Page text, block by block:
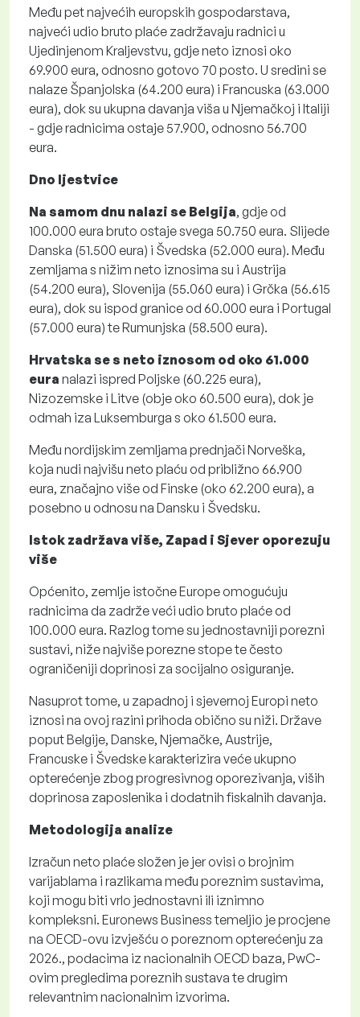
Među pet najvećih europskih gospodarstava,
najveći udio bruto plaće zadržavaju radnici u
Ujedinjenom Kraljevstvu, gdje neto iznosi oko
69.900 eura, odnosno gotovo 70 posto. U sredini se
nalaze Španjolska (64.200 eura) i Francuska (63.000
eura), dok su ukupna davanja viša u Njemačkoj i Italiji
- gdje radnicima ostaje 57.900, odnosno 56.700
eura.
Dno ljestvice
Na samom dnu nalazi se Belgija, gdje od
100.000 eura bruto ostaje svega 50.750 eura. Slijede
Danska (51.500 eura) i Švedska (52.000 eura). Među
zemljama s nižim neto iznosima su i Austrija
(54.200 eura), Slovenija (55.060 eura) i Grčka (56.615
eura), dok su ispod granice od 60.000 eura i Portugal
(57.000 eura) te Rumunjska (58.500 eura).
Hrvatska se s neto iznosom od oko 61.000
eura nalazi ispred Poljske (60.225 eura),
Nizozemske i Litve (obje oko 60.500 eura), dok je
odmah iza Luksemburga s oko 61.500 eura.
Među nordijskim zemljama prednjači Norveška,
koja nudi najvišu neto plaću od približno 66.900
eura, značajno više od Finske (oko 62.200 eura), a
posebno u odnosu na Dansku i Švedsku.
Istok zadržava više, Zapad i Sjever oporezuju
više
Općenito, zemlje istočne Europe omogućuju
radnicima da zadrže veći udio bruto plaće od
100.000 eura. Razlog tome su jednostavniji porezni
sustavi, niže najviše porezne stope te često
ograničeniji doprinosi za socijalno osiguranje.
Nasuprot tome, u zapadnoj i sjevernoj Europi neto
iznosi na ovoj razini prihoda obično su niži. Države
poput Belgije, Danske, Njemačke, Austrije,
Francuske i Švedske karakterizira veće ukupno
opterećenje zbog progresivnog oporezivanja, viših
doprinosa zaposlenika i dodatnih fiskalnih davanja.
Metodologija analize
Izračun neto plaće složen je jer ovisi o brojnim
varijablama i razlikama među poreznim sustavima,
koji mogu biti vrlo jednostavni ili iznimno
kompleksni. Euronews Business temeljio je procjene
na OECD-ovu izvješću o poreznom opterećenju za
2026., podacima iz nacionalnih OECD baza, PwC-
ovim pregledima poreznih sustava te drugim
relevantnim nacionalnim izvorima.